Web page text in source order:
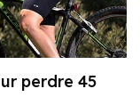
perdre 45